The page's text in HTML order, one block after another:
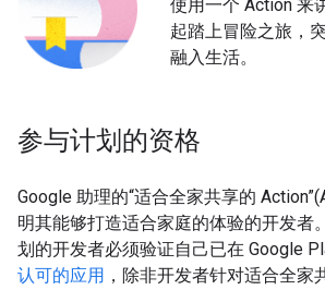
使用一个 Action 来
起踏上冒险之旅，
融入生活。
参与计划的资格
Google 助理的“适合全家共享的
明其能够打造适合家庭的体验的开发者
划的开发者必须验证自己已在 Google
认可的应用 ，除非开发者针对适合全家